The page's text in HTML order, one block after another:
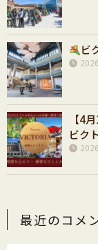
ビ
【4
ビク
最近のコメ